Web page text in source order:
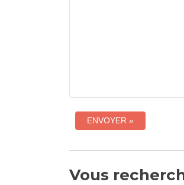
Vous